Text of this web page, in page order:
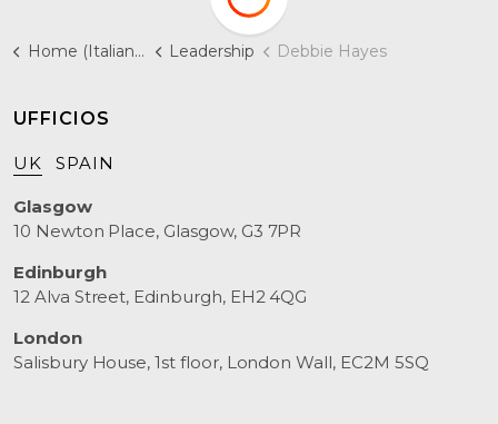
Home (Italiano) Leadership Debbie Hayes
UFFICIOS
UK SPAIN
Glasgow
10 Newton Place, Glasgow, G3 7PR
Edinburgh
12 Alva Street, Edinburgh, EH2 4QG
London
Salisbury House, 1st floor, London Wall, EC2M 5SQ